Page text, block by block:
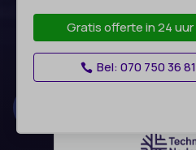
Gratis offerte in 24 uur
Bel: 070 750 36 81